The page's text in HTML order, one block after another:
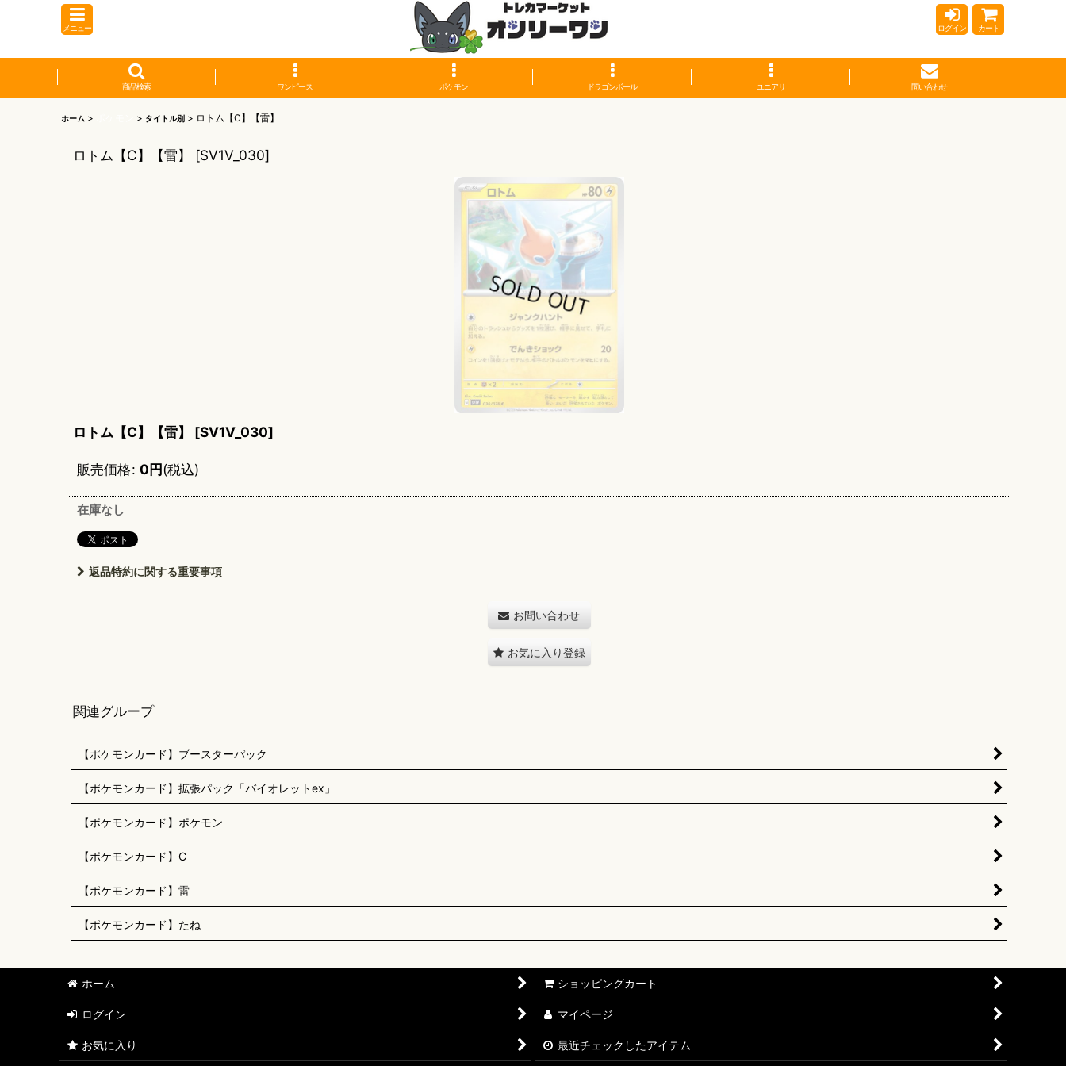
メニュー ログイン カート
商品検索 ワンピース ポケモン ドラゴンボール ユニアリ 問い合わせ
ホーム > > タイトル別 > ロトム【C】【雷】
ロトム【C】【雷】 [SV1V_030]
ロトム【C】【雷】 [SV1V_030]
販売価格: 0円(税込)
在庫なし
返品特約に関する重要事項
お問い合わせ
お気に入り登録
関連グループ
【ポケモンカード】ブースターパック
【ポケモンカード】拡張パック「バイオレットex」
【ポケモンカード】ポケモン
【ポケモンカード】C
【ポケモンカード】雷
【ポケモンカード】たね
ホーム ショッピングカート
ログイン マイページ
お気に入り 最近チェックしたアイテム